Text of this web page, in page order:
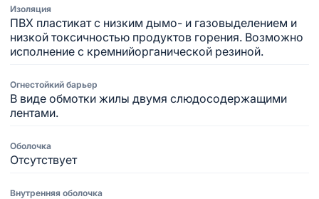
Изоляция
ПВХ пластикат с низким дымо- и газовыделением и
низкой токсичностью продуктов горения. Возможно
исполнение с кремнийорганической резиной.
Огнестойкий барьер
В виде обмотки жилы двумя слюдосодержащими
лентами.
Оболочка
Отсутствует
Внутренняя оболочка